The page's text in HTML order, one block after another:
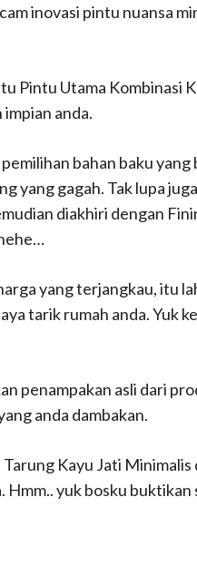
inovasi pintu nuansa
Pintu Utama Kombinasi
anda.
bahan baku yang
yang gagah. Tak lupa
diakhiri dengan
yang terjangkau, itu
tarik rumah anda. Yuk
penampakan asli dari
anda dambakan.
Kayu Jati Minimalis
yuk bosku buktikan